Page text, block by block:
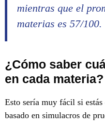
mientras que el
materias es 57/100.
¿Cómo saber
en cada materia?
Esto sería muy fácil si
basado en simulacros de